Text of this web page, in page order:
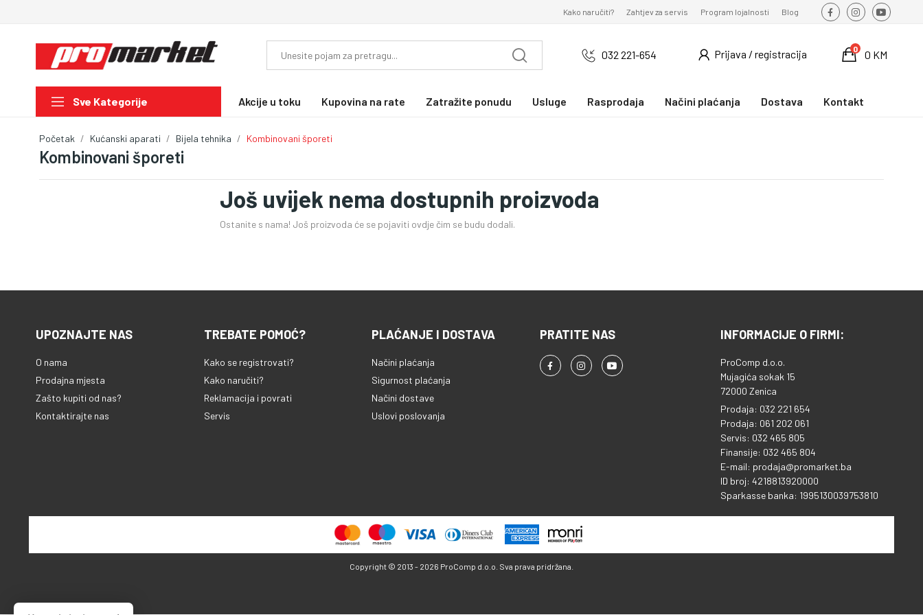
Kako naručiti? Zahtjev za servis Program lojalnosti Blog
032 221-654 Prijava / registracija 0 KM
0
Sve Kategorije Akcije u toku Kupovina na rate Zatražite ponudu Usluge Rasprodaja Načini plaćanja Dostava Kontakt
Kombinovani šporeti
Početak Kućanski aparati Bijela tehnika Kombinovani šporeti
Još uvijek nema dostupnih proizvoda
Ostanite s nama! Još proizvoda će se pojaviti ovdje čim se budu dodali.
UPOZNAJTE NAS
O nama
Prodajna mjesta
Zašto kupiti od nas?
Kontaktirajte nas
TREBATE POMOĆ?
Kako se registrovati?
Kako naručiti?
Reklamacija i povrati
Servis
PLAĆANJE I DOSTAVA
Načini plaćanja
Sigurnost plaćanja
Načini dostave
Uslovi poslovanja
PRATITE NAS INFORMACIJE O FIRMI:
ProComp d.o.o.
Mujagića sokak 15
72000 Zenica
Prodaja: 032 221 654
Prodaja: 061 202 061
Servis: 032 465 805
Finansije: 032 465 804
E-mail: prodaja@promarket.ba
ID broj: 4218813920000
Sparkasse banka: 1995130039753810
Copyright © 2013 - 2026 ProComp d.o.o. Sva prava pridržana.